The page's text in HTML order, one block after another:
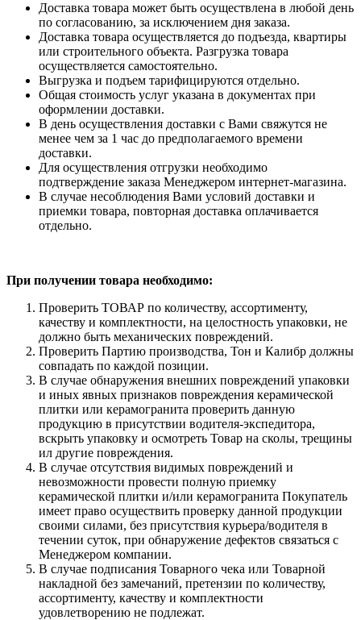
Доставка товара может быть осуществлена в любой день
по согласованию, за исключением дня заказа.
Доставка товара осуществляется до подъезда, квартиры
или строительного объекта. Разгрузка товара
осуществляется самостоятельно.
Выгрузка и подъем тарифицируются отдельно.
Общая стоимость услуг указана в документах при
оформлении доставки.
В день осуществления доставки с Вами свяжутся не
менее чем за 1 час до предполагаемого времени
доставки.
Для осуществления отгрузки необходимо
подтверждение заказа Менеджером интернет-магазина.
В случае несоблюдения Вами условий доставки и
приемки товара, повторная доставка оплачивается
отдельно.
При получении товара необходимо:
Проверить ТОВАР по количеству, ассортименту,
качеству и комплектности, на целостность упаковки, не
должно быть механических повреждений.
Проверить Партию производства, Тон и Калибр должны
совпадать по каждой позиции.
В случае обнаружения внешних повреждений упаковки
и иных явных признаков повреждения керамической
плитки или керамогранита проверить данную
продукцию в присутствии водителя-экспедитора,
вскрыть упаковку и осмотреть Товар на сколы, трещины
ил другие повреждения.
В случае отсутствия видимых повреждений и
невозможности провести полную приемку
керамической плитки и/или керамогранита Покупатель
имеет право осуществить проверку данной продукции
своими силами, без присутствия курьера/водителя в
течении суток, при обнаружение дефектов связаться с
Менеджером компании.
В случае подписания Товарного чека или Товарной
накладной без замечаний, претензии по количеству,
ассортименту, качеству и комплектности
удовлетворению не подлежат.